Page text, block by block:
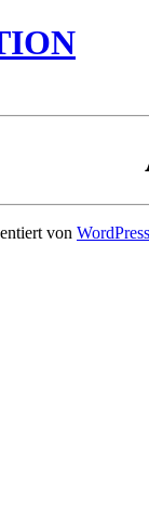
von WordPress